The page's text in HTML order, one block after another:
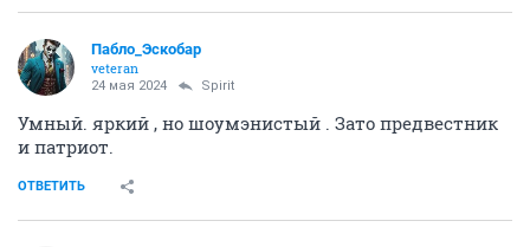
Пабло_Эскобар
veteran
24 мая 2024 Spirit
Умный. яркий , но шоумэнистый . Зато предвестник
и патриот.
ОТВЕТИТЬ